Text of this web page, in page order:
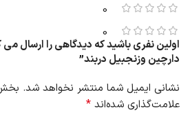
0
0
اولین نفری باشید که دیدگاهی را ارسال
دارچین وزنجبیل دربند”
نشانی ایمیل شما منتشر نخواهد شد.
علامت‌گذاری شده‌اند *